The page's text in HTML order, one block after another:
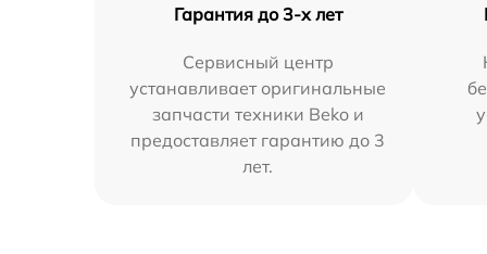
Гарантия до 3-х лет
Сервисный центр
устанавливает оригинальные
запчасти техники Beko и
предоставляет гарантию до 3
лет.